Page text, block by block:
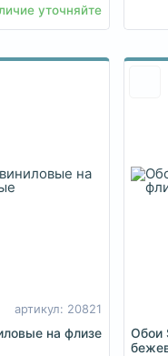
уточняйте
артикул: 20821
на флизе
Обои